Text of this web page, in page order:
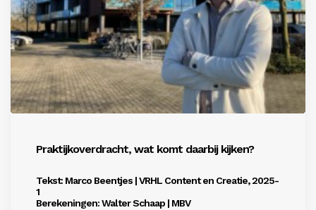
Praktijkoverdracht, wat komt daarbij kijken?
Tekst: Marco Beentjes | VRHL Content en Creatie, 2025-
1
Berekeningen: Walter Schaap | MBV